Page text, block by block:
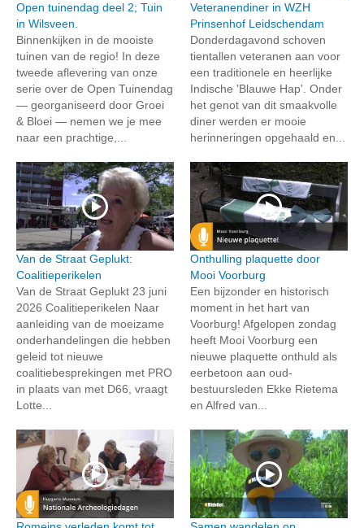
Open tuinendag deel 2; Tuin
in Wilsveen.
Binnenkijken in de mooiste
tuinen van de regio! In deze
tweede aflevering van onze
serie over de Open Tuinendag
— georganiseerd door Groei
& Bloei — nemen we je mee
naar een prachtige,...
Veteranendiner in WZH
Prinsenhof Leidschendam
Donderdagavond schoven
tientallen veteranen aan voor
een traditionele en heerlijke
Indische 'Blauwe Hap'. Onder
het genot van dit smaakvolle
diner werden er mooie
herinneringen opgehaald en...
Van de Straat Geplukt:
Coalitieperikelen
Van de Straat Geplukt 23 juni
2026 Coalitieperikelen Naar
aanleiding van de moeizame
onderhandelingen die hebben
geleid tot nieuwe
coalitiebesprekingen met PRO
in plaats van met D66, vraagt
Lotte...
Onthulling plaquette door
Mooi Voorburg
Een bijzonder en historisch
moment in het hart van
Voorburg! Afgelopen zondag
heeft Mooi Voorburg een
nieuwe plaquette onthuld als
eerbetoon aan oud-
bestuursleden Ekke Rietema
en Alfred van...